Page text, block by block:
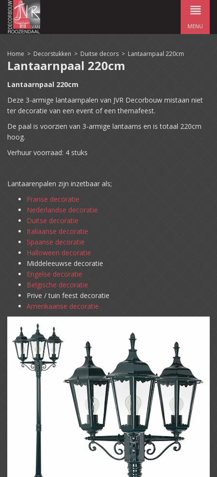
MENU
Home > Decorstukken > Duitse decors > Lantaarnpaal 220cm
Lantaarnpaal 220cm
Lantaarnpaal 220cm
Deze 3-armige lantaarnpalen van JVR Decorbouw mistaan niet
ter decoratie van een event of een themafeest.
De paal is voorzien van 3-armige lantaarns en is totaal 220cm
hoog.
Verhuur voorraad: 4 stuks
Lantaarenpalen zijn inzetbaar als;
Franse decoratie
Nederlandse decoratie
Duitse decoratie
Italiaanse decoratie
Spaanse decoratie
Halloween decoratie
Middeleeuwse decoratie
Engelse decoratie
Belgische decoratie
Prive / tuin feest decoratie
Amerikaanse decoratie